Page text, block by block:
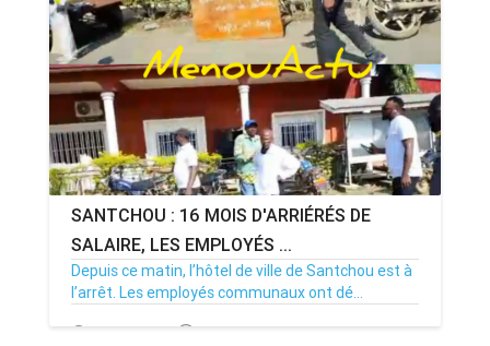
SANTCHOU : 16 MOIS D'ARRIÉRÉS DE
SALAIRE, LES EMPLOYÉS ...
Depuis ce matin, l’hôtel de ville de Santchou est à
l’arrêt. Les employés communaux ont dé...
20/07/26 Par MenouActu 0